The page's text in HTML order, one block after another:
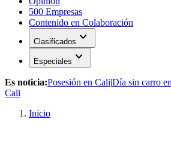
500 Empresas
Contenido en Colaboración
Clasificados expand_more
Especiales expand_more
Es noticia:Posesión en Cali|Día sin carro
Cali
Inicio